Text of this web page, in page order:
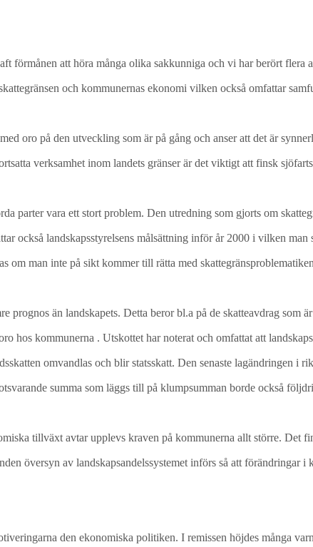
förmånen att höra många olika sakkunniga och vi har berört flera
och kommunernas ekonomi vilken också omfattar
oro på den utveckling som är på gång och anser att det är
verksamhet inom landets gränser är det viktigt att finsk
parter vara ett stort problem. Den utredning som gjorts om
också landskapsstyrelsens målsättning inför år 2000 i vilken
om man inte på sikt kommer till rätta med
prognos än landskapets. Detta beror bl.a på de skatteavdrag
hos kommunerna . Utskottet har noterat och omfattat att
omvandlas och blir statsskatt. Den senaste lagändringen i
summa som läggs till på klumpsumman borde också
tillväxt avtar upplevs kraven på kommunerna allt större. Det
översyn av landskapsandelssystemet införs så att förändringar
den ekonomiska politiken. I remissen höjdes många